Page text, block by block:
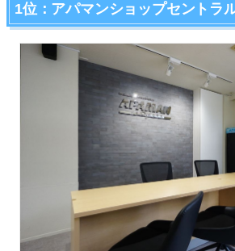
1位：アパマンショップセントラ